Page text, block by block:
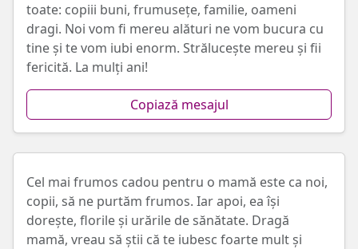
toate: copiii buni, frumusețe, familie, oameni
dragi. Noi vom fi mereu alături ne vom bucura cu
tine și te vom iubi enorm. Strălucește mereu și fii
fericită. La mulți ani!
Copiază mesajul
Cel mai frumos cadou pentru o mamă este ca noi,
copii, să ne purtăm frumos. Iar apoi, ea îşi
doreşte, florile și urările de sănătate. Dragă
mamă, vreau să știi că te iubesc foarte mult și